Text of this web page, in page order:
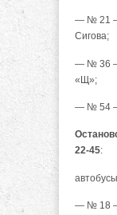
— № 21 —
Сигова;
— № 36 —
«Щ»;
— № 54 —
22-45:
— № 18 —